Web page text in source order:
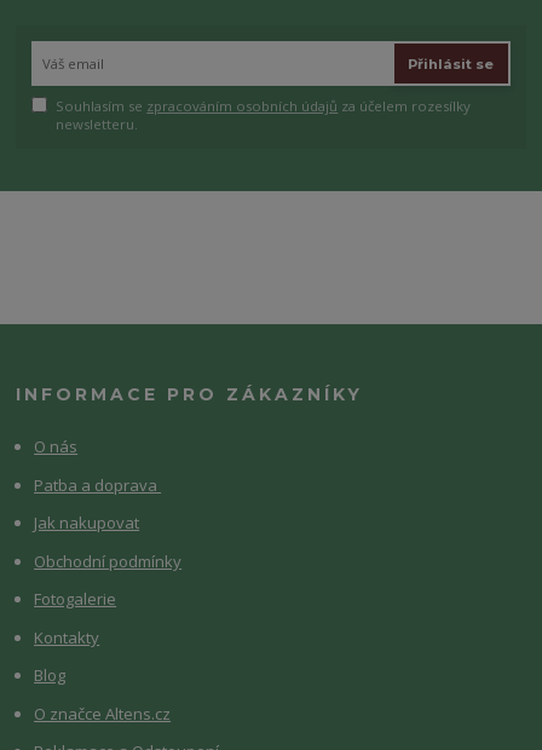
Přihlásit se
Souhlasím se zpracováním osobních údajů za účelem rozesílky
newsletteru.
INFORMACE PRO ZÁKAZNÍKY
O nás
Patba a doprava
Jak nakupovat
Obchodní podmínky
Fotogalerie
Kontakty
Blog
O značce Altens.cz